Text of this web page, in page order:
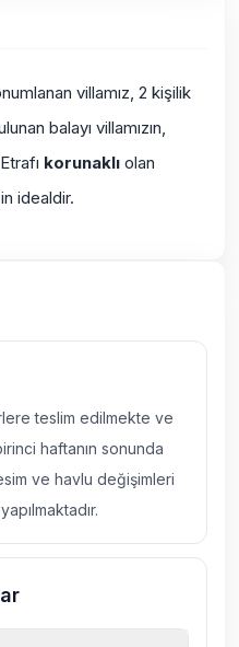
villamız, 2 kişilik
balayı villamızın,
korunaklı olan
idealdir.
teslim edilmekte ve
haftanın sonunda
ve havlu değişimleri